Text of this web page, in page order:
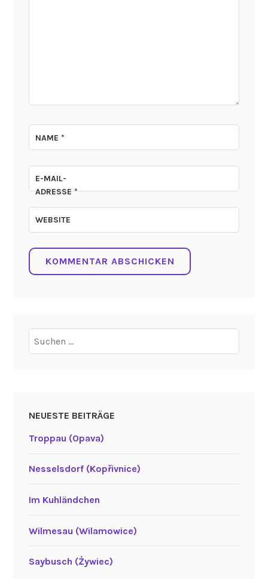
NAME*
E-MAIL-
ADRESSE*
WEBSITE
Suchen
nach:
NEUESTE BEITRÄGE
Troppau (Opava)
Nesselsdorf (Kopřivnice)
Im Kuhländchen
Wilmesau (Wilamowice)
Saybusch (Żywiec)